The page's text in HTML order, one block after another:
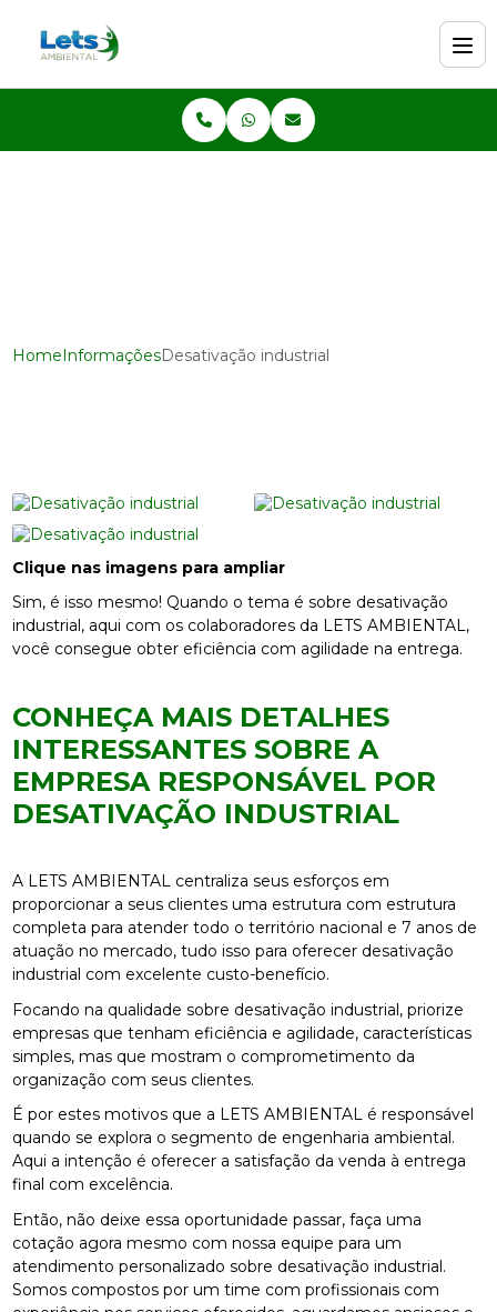
HomeInformaçõesDesativação industrial
Clique nas imagens para ampliar
Sim, é isso mesmo! Quando o tema é sobre desativação
industrial, aqui com os colaboradores da LETS AMBIENTAL,
você consegue obter eficiência com agilidade na entrega.
CONHEÇA MAIS DETALHES
INTERESSANTES SOBRE A
EMPRESA RESPONSÁVEL POR
DESATIVAÇÃO INDUSTRIAL
A LETS AMBIENTAL centraliza seus esforços em
proporcionar a seus clientes uma estrutura com estrutura
completa para atender todo o território nacional e 7 anos de
atuação no mercado, tudo isso para oferecer desativação
industrial com excelente custo-benefício.
Focando na qualidade sobre desativação industrial, priorize
empresas que tenham eficiência e agilidade, características
simples, mas que mostram o comprometimento da
organização com seus clientes.
É por estes motivos que a LETS AMBIENTAL é responsável
quando se explora o segmento de engenharia ambiental.
Aqui a intenção é oferecer a satisfação da venda à entrega
final com excelência.
Então, não deixe essa oportunidade passar, faça uma
cotação agora mesmo com nossa equipe para um
atendimento personalizado sobre desativação industrial.
Somos compostos por um time com profissionais com